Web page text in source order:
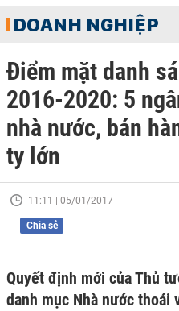
DOANH NGHIỆP
Điểm mặt danh
2016-2020: 5
nhà nước, bán
ty lớn
11:11 | 05/01/2017
Chia sẻ
Quyết định mới của Thủ
danh mục Nhà nước thoái